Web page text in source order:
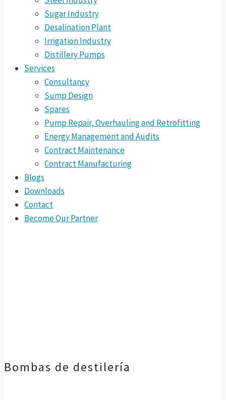
Sugar Industry
Desalination Plant
Irrigation Industry
Distillery Pumps
Services
Consultancy
Sump Design
Spares
Pump Repair, Overhauling and Retrofitting
Energy Management and Audits
Contract Maintenance
Contract Manufacturing
Blogs
Downloads
Contact
Become Our Partner
Bombas de destilería